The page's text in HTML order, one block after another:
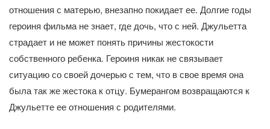
отношения с матерью, внезапно покидает ее. Долгие годы
героиня фильма не знает, где дочь, что с ней. Джульетта
страдает и не может понять причины жестокости
собственного ребенка. Героиня никак не связывает
ситуацию со своей дочерью с тем, что в свое время она
была так же жестока к отцу. Бумерангом возвращаются к
Джульетте ее отношения с родителями.